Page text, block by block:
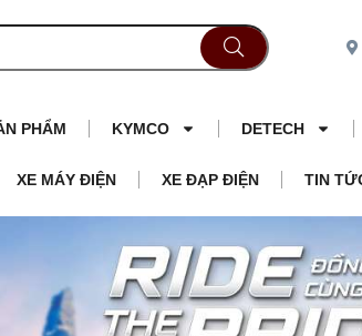
PHẨM KYMCO DETECH
XE MÁY ĐIỆN XE ĐẠP ĐIỆN TIN